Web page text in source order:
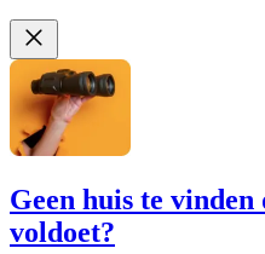
Geen huis te vinden
voldoet?